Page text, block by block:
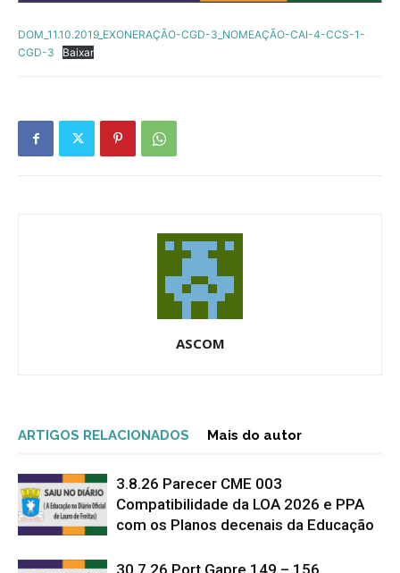
DOM_11.10.2019_EXONERAÇÃO-CGD-3_NOMEAÇÃO-CAI-4-CCS-1-
CGD-3
Baixar
ASCOM
ARTIGOS RELACIONADOS Mais do autor
3.8.26 Parecer CME 003
Compatibilidade da LOA 2026 e PPA
com os Planos decenais da Educação